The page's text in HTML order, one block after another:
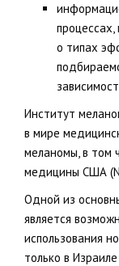
о типах
Институт
в мире
меланомы, в том
медицины США
Одной из
является
использования
только в